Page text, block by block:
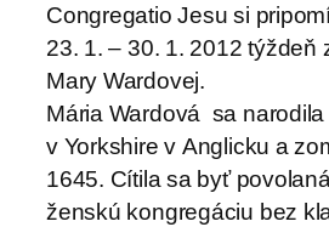
Congregatio Jesu si
23. 1. – 30. 1. 2012 týždeň
Mary Wardovej.
Mária Wardová sa
v Yorkshire v Anglicku a
1645. Cítila sa byť
ženskú kongregáciu bez